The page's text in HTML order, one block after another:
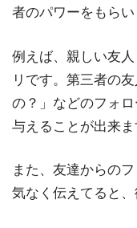
者のパワーをもらい
例えば、親しい友
リです。第三者の
の？」などのフォ
与えることが出来ま
また、友達からの
気なく伝えてると、